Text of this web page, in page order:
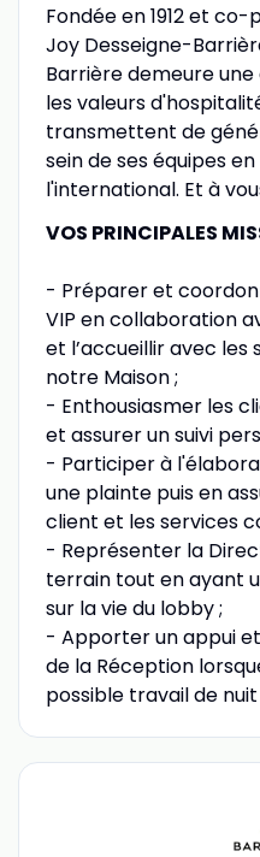
Fondée en 1912 et
Joy Desseigne-
Barrière demeure
les valeurs
transmettent de
sein de ses équipes
l'international. Et à
VOS PRINCIPALES
- Préparer et
VIP en collaboration
et l’accueillir avec
notre Maison ;
- Enthousiasmer les
et assurer un suivi
- Participer à
une plainte puis en
client et les services
- Représenter la
terrain tout en ayant
sur la vie du lobby ;
- Apporter un appui
de la Réception
possible travail de